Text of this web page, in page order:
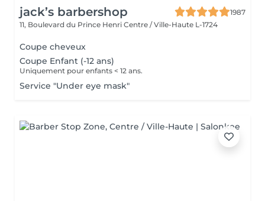
jack’s barbershop
1987
11, Boulevard du Prince Henri Centre / Ville-Haute L-1724
Coupe cheveux
Coupe Enfant (-12 ans)
Uniquement pour enfants < 12 ans.
Service "Under eye mask"